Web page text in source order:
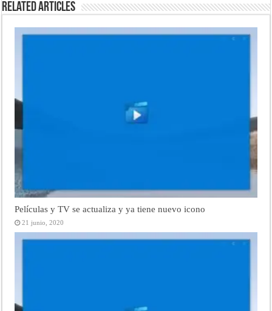
Related Articles
Películas y TV se actualiza y ya tiene nuevo icono
21 junio, 2020